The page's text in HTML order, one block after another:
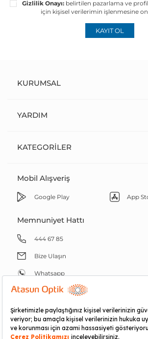
Gizlilik Onayı:belirtilen pazarlama ve
için kişisel verilerimin işlenmesine
KAYIT OL
KURUMSAL
YARDIM
KATEGORILER
Mobil Alışveriş
Google Play App
Memnuniyet Hattı
444 67 85
Bize Ulaşın
Whatsapp